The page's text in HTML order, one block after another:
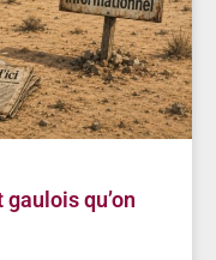
gaulois qu’on